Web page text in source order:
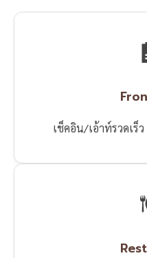
เช็คอิน/เอ้าท์รวดเร็